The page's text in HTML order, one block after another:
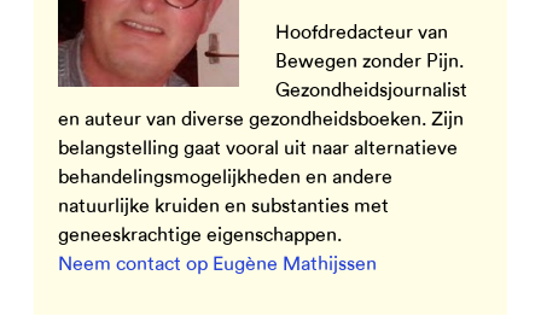
Hoofdredacteur van
Bewegen zonder Pijn.
Gezondheidsjournalist
en auteur van diverse gezondheidsboeken. Zijn
belangstelling gaat vooral uit naar alternatieve
behandelingsmogelijkheden en andere
natuurlijke kruiden en substanties met
geneeskrachtige eigenschappen.
Neem contact op Eugène Mathijssen